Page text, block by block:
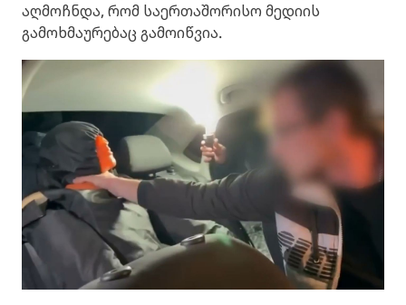
აღმოჩნდა, რომ საერთაშორისო მედიის
გამოხმაურებაც გამოიწვია.